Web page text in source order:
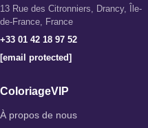
13 Rue des Citronniers, Drancy, Île-
de-France, France
+33 01 42 18 97 52
[email protected]
ColoriageVIP
À propos de nous